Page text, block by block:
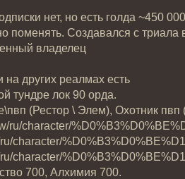
нет, но есть голда ~450
поменять. Создавался с триала
владелец
на других реалмах есть
тундре лок 90 орда.
(Рестор \ Элем), Охотник
ru/character/
character/
character/
700, Алхимия 700.